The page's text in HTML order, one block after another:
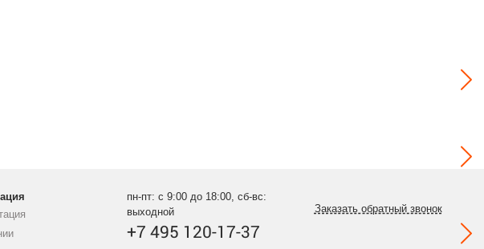
пн-пт: с 9:00 до 18:00, сб-вс:
выходной
+7 495 120-17-37
Заказать обратный звонок